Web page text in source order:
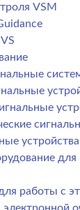
VSM
для
работы с